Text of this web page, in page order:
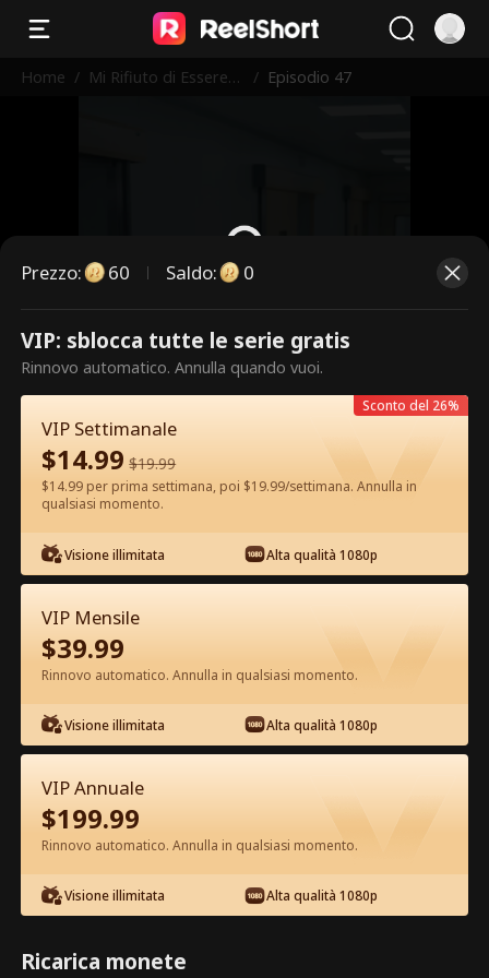
Home / Mi Rifiuto di Essere
/ Episodio 47
Questi sono episodi a pagamento.
Sblocca per guardare.
Episodio 47 - Mi Rifiuto di Essere
l'Erede Film completo
1-50 51-80 Tutti gli episodi
46 48 49
Prezzo: 60 Saldo: 0
VIP: sblocca tutte le serie gratis
Rinnovo automatico. Annulla quando vuoi.
VIP Settimanale
$14.99 $19.99
$14.99 per prima settimana, poi $19.99/settimana. Annulla in
qualsiasi momento.
Visione illimitata Alta qualità 1080p
Sconto del 26%
VIP Mensile
$39.99
Rinnovo automatico. Annulla in qualsiasi momento.
Visione illimitata Alta qualità 1080p
VIP Annuale
$199.99
Rinnovo automatico. Annulla in qualsiasi momento.
Visione illimitata Alta qualità 1080p
Ricarica monete